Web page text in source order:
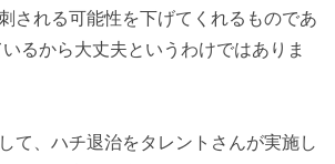
される可能性を下げてくれるものであ
るから大丈夫というわけではありま
て、ハチ退治をタレントさんが実施し